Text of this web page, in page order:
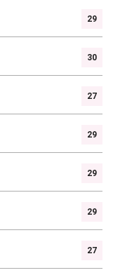
29
30
27
29
29
29
27